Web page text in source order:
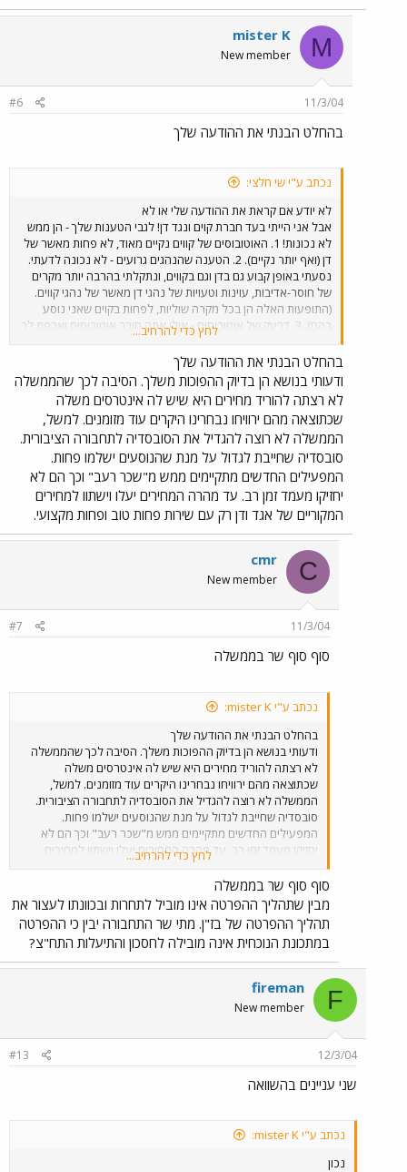
M
mister K
New member
11/3/04
#6
בהחלט הבנתי את ההודעה שלך
נכתב ע"י שי חלצי:
לא יודע אם קראת את ההודעה שלי או לא
אבל אני הייתי בעד חברת קוים ונגד דן! לגבי הטענות שלך - הן ממש
לא נכונות! 1. האוטובוסים של קווים נקיים מאוד, לא פחות מאשר של
דן (ואף יותר נקיים). 2. הטענה שהנהגים גרועים - לא נכונה לדעתי.
נסעתי באופן קבוע גם בדן וגם בקווים, ונתקלתי בהרבה יותר מקרים
של חוסר-אדיבות, עוינות וטעויות של נהגי דן מאשר של נהגי קווים.
(התופעות האלה הן בכל מקרה שוליות, לפחות בקוים שאני נוסע
בהם). 3. דרעק של אוטובוסים - אולי אתה חובב אוטובוסים ואכפת לך,
אבל לנוסע הממוצע ממש לא אכפת. העיקר שמגיעים בזמן, בנוחות,
ובזול. והמזגן של האוטובוסים בכל מקרה יותר טוב מאשר זה של דן.
אני זוכר שבהתחלה היה אפילו קצת קר מדי... 4. כרטיסיות משותפות
היה יכול להיות נחמד ויעיל יותר, אבל מה הבעיה להסתובב עם שתי
שנים. 5. מחירים שנקבעים ע"י הממשלה - בטוח יש מעבר לטענה
שהממשלה לא רוצה להוריד מחירים. לא יכול להיות שאין סיבה לכך.
לחץ כדי להרחיב...
בהחלט הבנתי את ההודעה שלך
ודעותי בנושא הן בדיוק ההפוכות משלך. הסיבה לכך שהממשלה
לא רצתה להוריד מחירים היא שיש לה אינטרסים משלה
שכתוצאה מהם ירוויחו נבחרינו היקרים עוד מזומנים. למשל,
הממשלה לא רוצה להגדיל את הסובסדיה לתחבורה הציבורית.
סובסדיה שחייבת לגדול על מנת שהנוסעים ישלמו פחות.
המפעילים החדשים מתקיימים ממש מ"שכר רעב" וכך הם לא
יחזיקו מעמד זמן רב. עד מהרה המחירים יעלו וישתוו למחירים
המקוריים של אגד ודן רק עם שירות פחות טוב ופחות מקצועי.
C
cmr
New member
11/3/04
#7
סוף סוף שר בממשלה
נכתב ע"י mister K:
בהחלט הבנתי את ההודעה שלך
ודעותי בנושא הן בדיוק ההפוכות משלך. הסיבה לכך שהממשלה
לא רצתה להוריד מחירים היא שיש לה אינטרסים משלה
שכתוצאה מהם ירוויחו נבחרינו היקרים עוד מזומנים. למשל,
הממשלה לא רוצה להגדיל את הסובסדיה לתחבורה הציבורית.
סובסדיה שחייבת לגדול על מנת שהנוסעים ישלמו פחות.
המפעילים החדשים מתקיימים ממש מ"שכר רעב" וכך הם לא
יחזיקו מעמד זמן רב. עד מהרה המחירים יעלו וישתוו למחירים
המקוריים של אגד ודן רק עם שירות פחות טוב ופחות מקצועי.
לחץ כדי להרחיב...
סוף סוף שר בממשלה
מבין שתהליך ההפרטה אינו מוביל לתחרות ובכוונתו לעצור את
תהליך ההפרטה של בז"ן. מתי שר התחבורה יבין כי ההפרטה
במתכונת הנוכחית אינה מובילה לחסכון והתיעלות התח"צ?
F
fireman
New member
12/3/04
#13
שני עניינים בהשוואה
נכתב ע"י mister K:
נכון